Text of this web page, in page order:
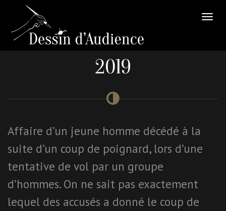
2019
Affaire d’un jeune homme décédé à la
suite d’un coup de poignard, lors d’une
tentative de vol par un groupe
d’hommes. On ne sait pas exactement
lequel des accusés a donné le coup de